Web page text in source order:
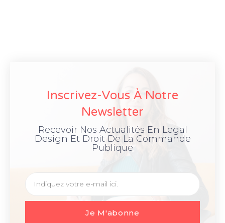
Inscrivez-Vous À Notre
Newsletter
Recevoir Nos Actualités En Legal
Design Et Droit De La Commande
Publique
Je M'abonne